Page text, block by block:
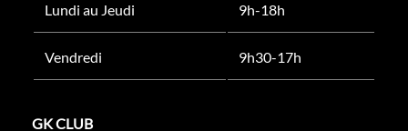
Lundi au Jeudi
9h-18h
Vendredi 9h30-17h
GK CLUB